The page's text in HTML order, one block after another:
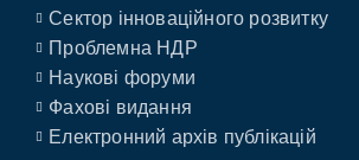
Сектор інноваційного розвитку
Проблемна НДР
Наукові форуми
Фахові видання
Електронний архів публікацій